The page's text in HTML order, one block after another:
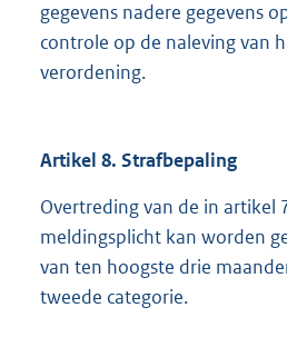
gegevens nadere gegevens
controle op de naleving van
verordening.
Artikel 8. Strafbepaling
Overtreding van de in artikel
meldingsplicht kan worden
van ten hoogste drie
tweede categorie.